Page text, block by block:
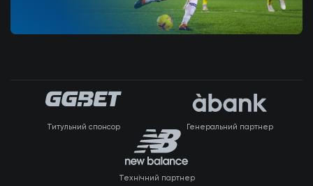
Титульний спонсор Генеральний партнер
Технічний партнер